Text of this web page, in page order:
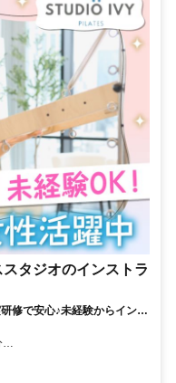
タジオのインストラ
修で安心♪未経験からインス
武蔵
可能！